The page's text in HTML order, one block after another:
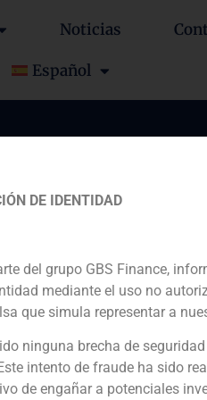
Noticias
Español
Grupo
de
DE IDENTIDAD
del grupo GBS Finance,
mediante el uso no
que simula representar a
ninguna brecha de
intento de fraude ha sido
de engañar a potenciales